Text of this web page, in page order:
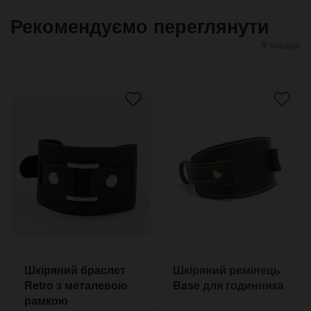
Рекомендуємо переглянути
Шкіряний браслет
Retro з металевою
рамкою
Шкіряний ремінець
Base для годинника